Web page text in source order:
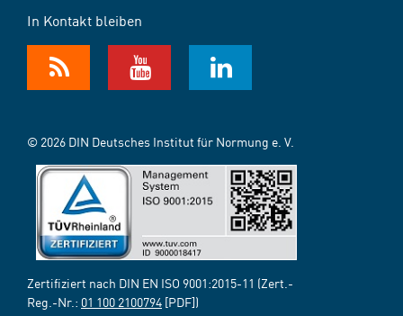
In Kontakt bleiben
© 2026 DIN Deutsches Institut für Normung e. V.
Zertifiziert nach DIN EN ISO 9001:2015-11 (Zert.-
Reg.-Nr.: 01 100 2100794 [PDF])